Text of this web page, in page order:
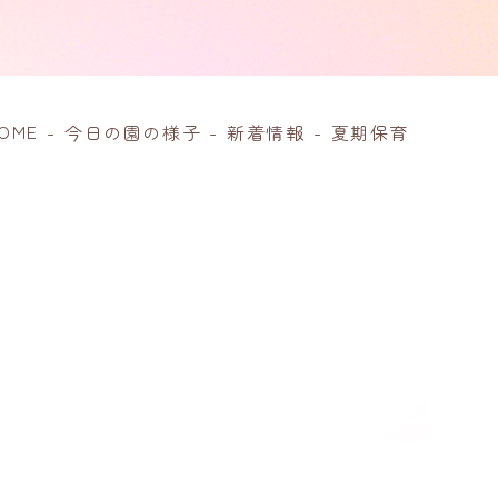
- 今日の園の様子 - 新着情報 - 夏期保育